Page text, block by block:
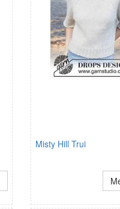
Misty Hill Trui